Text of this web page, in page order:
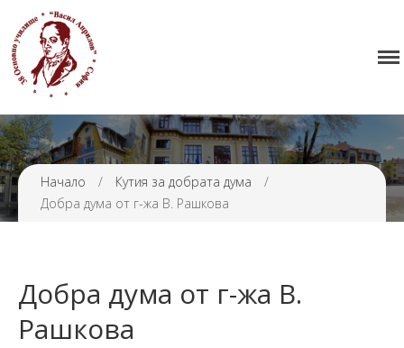
Нормативна уредба
Прием
Проекти и дейности
Седмично разписание
Начало / Кутия за добрата дума
/
Добра дума от г-жа В. Рашкова
Добра дума от г-жа В.
Рашкова